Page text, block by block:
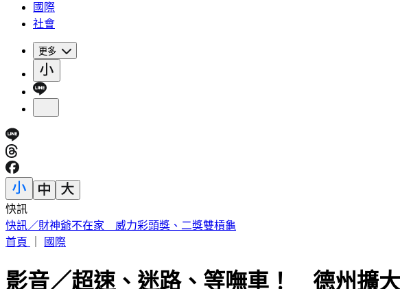
國際
社會
更多
快訊
快訊／財神爺不在家 威力彩頭獎、二獎雙槓龜
首頁
國際
影音／超速、迷路、等嘸車！ 德州擴